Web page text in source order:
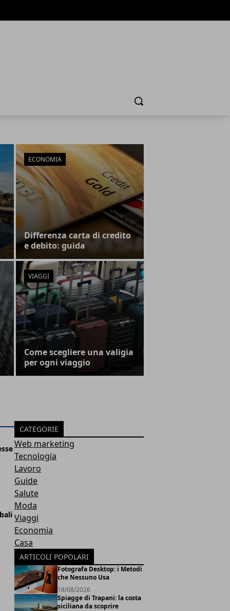
Cerca
ECONOMIA
Differenza carta di credito
e debito: guida
VIAGGI
Come scegliere una valigia
per ogni viaggio
CATEGORIE
Web marketing
Tecnologia
Lavoro
Guide
Salute
Moda
Viaggi
Economia
Casa
ARTICOLI POPOLARI
Fotografa Desktop: i Metodi
che Nessuno Usa
18/08/2026
Spiagge di Trapani: la costa
siciliana da scoprire